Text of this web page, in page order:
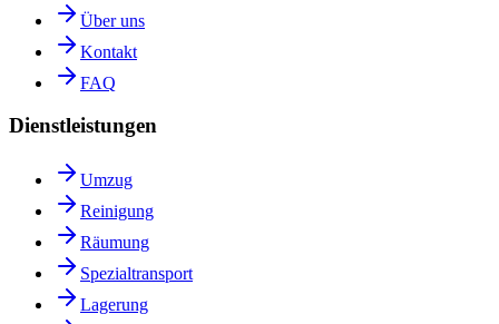
Über uns
Kontakt
FAQ
Dienstleistungen
Umzug
Reinigung
Räumung
Spezialtransport
Lagerung